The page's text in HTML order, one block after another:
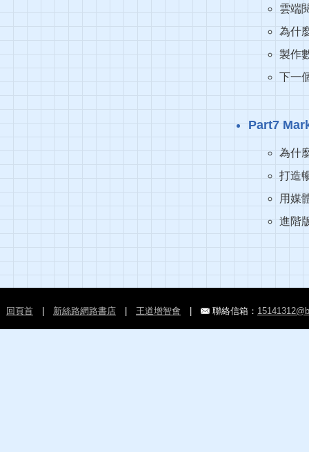
雲端
為什
製作
下一
Part7
為什
打造
用媒
進階
回頁首 新絲路網路書店 王道增智會 聯絡信箱：